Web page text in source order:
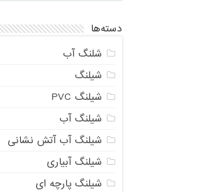
دسته‌ها
شلنگ آب
شیلنگ
شیلنگ PVC
شیلنگ آب
شیلنگ آب آتش نشانی
شیلنگ آبیاری
شیلنگ پارچه ای